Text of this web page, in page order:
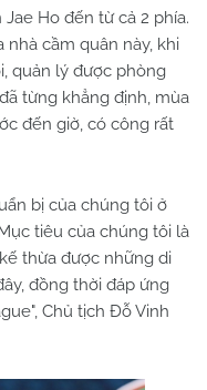
Ho đến từ cả 2 phía.
nhà cầm quân này, khi
quản lý được phòng
từng khẳng định, mùa
đến giờ, có công rất
bị của chúng tôi ở
tiêu của chúng tôi là
thừa được những di
đồng thời đáp ứng
Chủ tịch Đỗ Vinh